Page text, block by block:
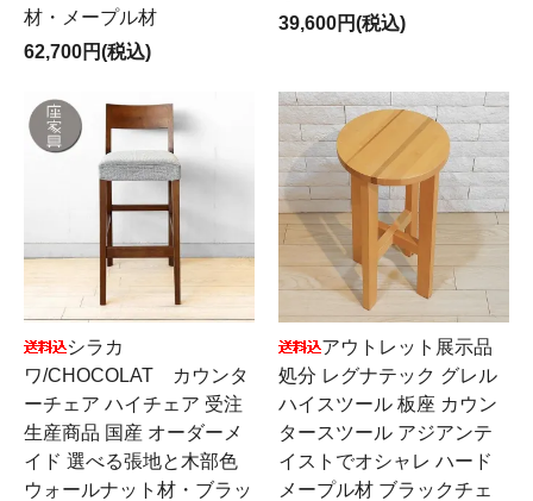
材・メープル材
62,700円(税込)
39,600円(税込)
シラカ
ワ/CHOCOLAT カウンタ
ーチェア ハイチェア 受注
生産商品 国産 オーダーメ
イド 選べる張地と木部色
ウォールナット材・ブラッ
アウトレット展示品
処分 レグナテック グレル
ハイスツール 板座 カウン
タースツール アジアンテ
イストでオシャレ ハード
メープル材 ブラックチェ